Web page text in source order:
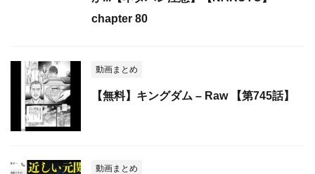
chapter 80
動画まとめ
【無料】キングダム – Raw 【第745話】
動画まとめ